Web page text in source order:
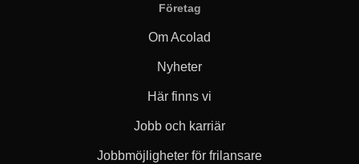
Företag
Om Acolad
Nyheter
Här finns vi
Jobb och karriär
Jobbmöjligheter för frilansare